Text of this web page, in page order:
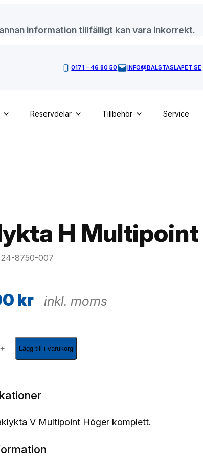
information tillfälligt kan vara inkorrekt.
0171 – 46 80 50 INFO@BALSTASLAPET.SE
Reservdelar Tillbehör Service
H
24-8750-007
kr inkl. moms
+ Lägg till i varukorg
V Multipoint Höger komplett.